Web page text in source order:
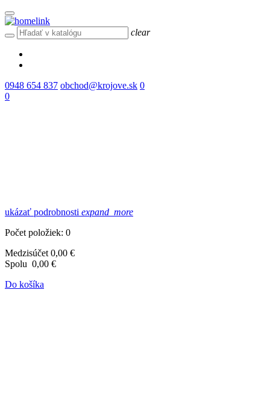
clear
0948 654 837 obchod@krojove.sk 0
0
ukázať podrobnosti expand_more
Počet položiek: 0
Medzisúčet 0,00 €
Spolu 0,00 €
Do košíka